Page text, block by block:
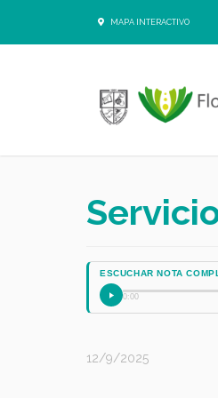
MAPA INTERACTIVO
ESCUCHAR NOTA
0:00
12/9/2025